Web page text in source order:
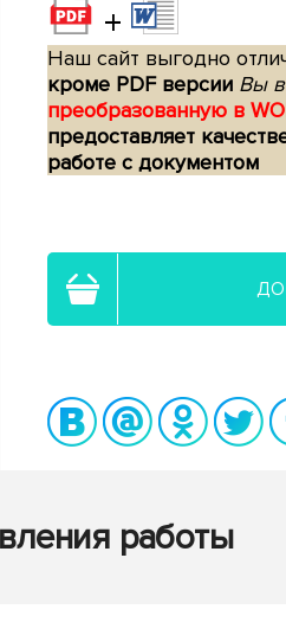
+
Наш сайт выгодно
кроме PDF версии Вы в
преобразованную в
предоставляет
работе с документом
работы